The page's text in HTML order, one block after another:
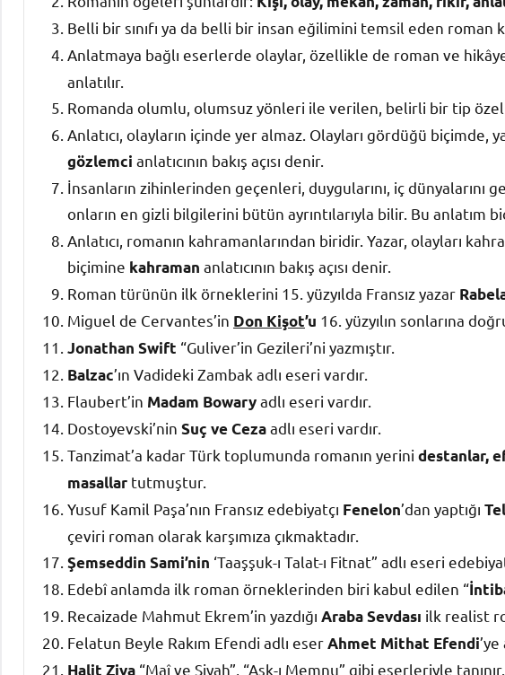
Belli bir sınıfı ya da belli bir insan eğilimini temsil eden roman
Anlatmaya bağlı eserlerde olaylar, özellikle de roman ve
anlatılır.
Romanda olumlu, olumsuz yönleri ile verilen, belirli bir tip
Anlatıcı, olayların içinde yer almaz. Olayları gördüğü biçimde,
gözlemci anlatıcının bakış açısı denir.
İnsanların zihinlerinden geçenleri, duygularını, iç dünyalarını
onların en gizli bilgilerini bütün ayrıntılarıyla bilir. Bu anlatım
Anlatıcı, romanın kahramanlarından biridir. Yazar, olayları
biçimine kahraman anlatıcının bakış açısı denir.
Roman türünün ilk örneklerini 15. yüzyılda Fransız yazar
Miguel de Cervantes’in Don Kişot’u 16. yüzyılın sonlarına
Jonathan Swift “Guliver’in Gezileri’ni yazmıştır.
Balzac’ın Vadideki Zambak adlı eseri vardır.
Flaubert’in Madam Bowaryadlı eseri vardır.
Dostoyevski’nin Suç ve Cezaadlı eseri vardır.
Tanzimat’a kadar Türk toplumunda romanın yerini destanlar,
masallar tutmuştur.
Yusuf Kamil Paşa’nın Fransız edebiyatçı Fenelon’dan yaptığı
çeviri roman olarak karşımıza çıkmaktadır.
Şemseddin Sami’nin ‘Taaşşuk-ı Talat-ı Fitnat” adlı eseri
Edebî anlamda ilk roman örneklerinden biri kabul edilen “
Recaizade Mahmut Ekrem’in yazdığı Araba Sevdası ilk realist
Felatun Beyle Rakım Efendi adlı eserAhmet Mithat Efendi
Halit Ziya “Maî ve Siyah”, “Aşk-ı Memnu” gibi eserleriyle tanınır.